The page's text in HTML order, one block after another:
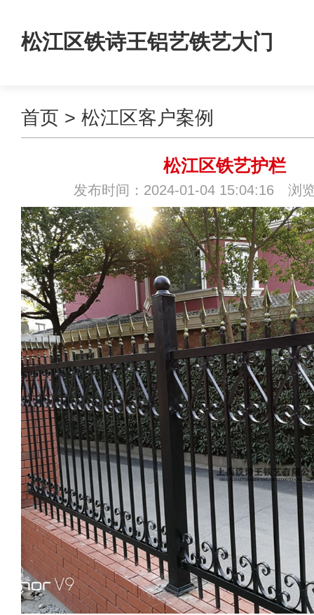
松江区铁诗王铝艺铁艺大门
首页 > 松江区客户案例
松江区铁艺护栏
发布时间：2024-01-04 15:04:16 浏